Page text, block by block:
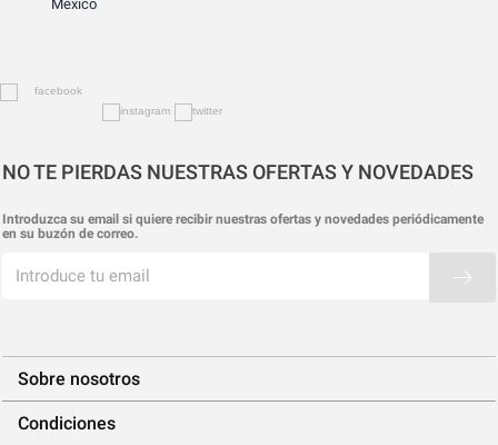
México
NO TE PIERDAS NUESTRAS OFERTAS Y NOVEDADES
Introduzca su email si quiere recibir nuestras ofertas y novedades periódicamente
en su buzón de correo.
Sobre nosotros
Condiciones